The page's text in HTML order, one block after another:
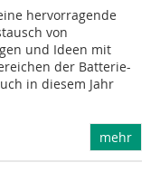
hervorragende
von
und Ideen mit
der Batterie-
in diesem Jahr
mehr